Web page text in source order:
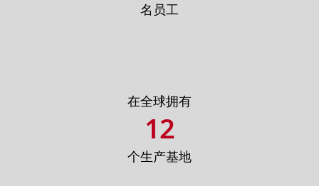
名员工
在全球拥有
12
个生产基地